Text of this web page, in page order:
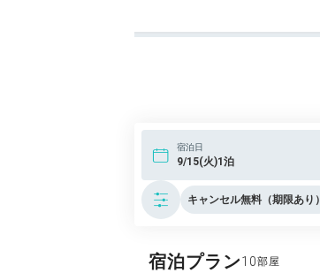
宿泊日
9/15(火)1泊
キャンセル無料（期限あり）
宿泊プラン10